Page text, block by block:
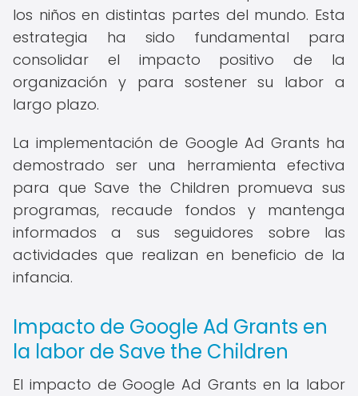
los niños en distintas partes del mundo. Esta
estrategia ha sido fundamental para
consolidar el impacto positivo de la
organización y para sostener su labor a
largo plazo.
La implementación de Google Ad Grants ha
demostrado ser una herramienta efectiva
para que Save the Children promueva sus
programas, recaude fondos y mantenga
informados a sus seguidores sobre las
actividades que realizan en beneficio de la
infancia.
Impacto de Google Ad Grants en
la labor de Save the Children
El impacto de Google Ad Grants en la labor